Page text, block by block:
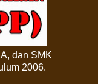
dan SMK
2006.